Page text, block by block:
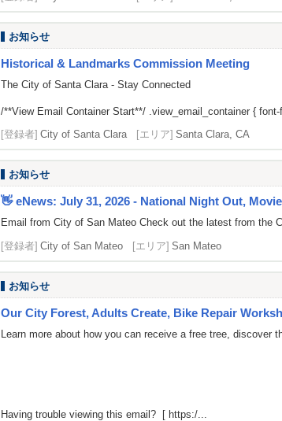
お知らせ
Historical & Landmarks Commission Meeting
The City of Santa Clara - Stay Connected
/**View Email Container Start**/ .view_email_container {
[登録者] City of Santa Clara [エリア] Santa Clara, CA
お知らせ
👋 eNews: July 31, 2026 - National Night Out,
Email from City of San Mateo Check out the latest from the
[登録者] City of San Mateo [エリア] San Mateo
お知らせ
Our City Forest, Adults Create, Bike Repair
Learn more about how you can receive a free tree, discover
Having trouble viewing this email? [ https:/...